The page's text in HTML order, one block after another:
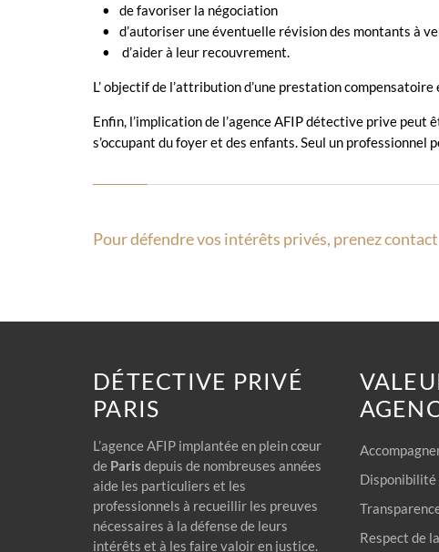
de favoriser la négociation
d’autoriser une éventuelle révision des montants à
d’aider à leur recouvrement.
L’ objectif de l’attribution d’une prestation
Enfin, l’implication de l’agence AFIP détective prive peut
s’occupant du foyer et des enfants. Seul un
Pour défendre vos intérêts privés, prenez
DÉTECTIVE PRIVÉ
PARIS
L’agence AFIP implantée en plein cœur
de Paris depuis de nombreuses années
aide les particuliers et les
professionnels à recueillir les preuves
nécessaires à la défense de leurs
intérêts et à les faire valoir en justice.
Respect de